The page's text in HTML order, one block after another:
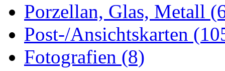
Porzellan, Glas, Metall
Post-/Ansichtskarten
Fotografien (8)